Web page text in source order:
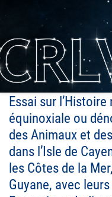
Essai sur
équinoxiale ou
des Animaux et
dans l’Isle de
les Côtes de la
Guyane, avec